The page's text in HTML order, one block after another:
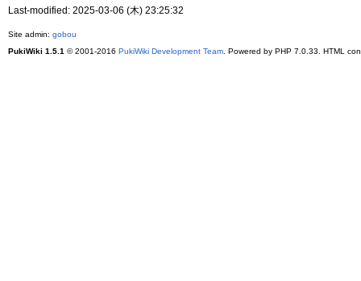
Last-modified: 2025-03-06 (木) 23:25:32
Site admin: gobou
PukiWiki 1.5.1 © 2001-2016 PukiWiki Development Team . Powered by PHP 7.0.33. HTML